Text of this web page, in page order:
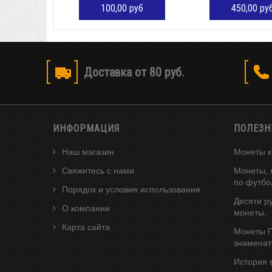
100,00 руб 450,00
Доставка от 80 руб.
ИНФОРМАЦИЯ
Наш магазин
Свяжитесь с нами
Порядок и условия использования
О компании
Карта сайта
Монеты
Монеты,
по
Десяти
монеты.
Монеты
История